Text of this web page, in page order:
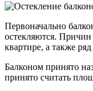
Первоначально
остекляются.
квартире, а также
Балконом принято
принято считать